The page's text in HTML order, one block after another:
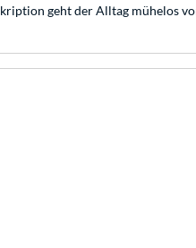
geht der Alltag mühelos